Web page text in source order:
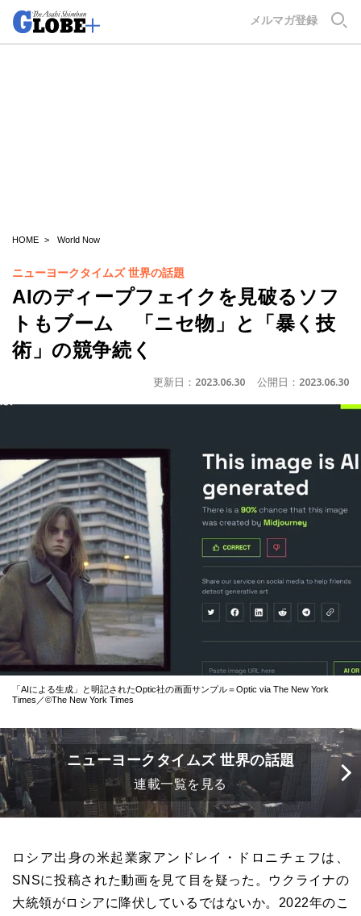
メルマガ登録
HOME World Now
ニューヨークタイムズ 世界の話題
AIのディープフェイクを見破るソフ
トもブーム 「ニセ物」と「暴く技
術」の競争続く
更新日： 2023.06.30 公開日： 2023.06.30
「AIによる生成」と明記されたOptic社の画面サンプル＝Optic via The New York
Times／©The New York Times
ニューヨークタイムズ 世界の話題
連載一覧を見る
ロシア出身の米起業家アンドレイ・ドロニチェフは、
SNSに投稿された動画を見て目を疑った。ウクライナの
大統領がロシアに降伏しているではないか。2022年のこ